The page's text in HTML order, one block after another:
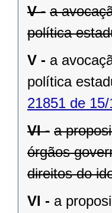
V - a
política
V - a
política
21851 de
VI - a
órgãos
direitos do
VI - a